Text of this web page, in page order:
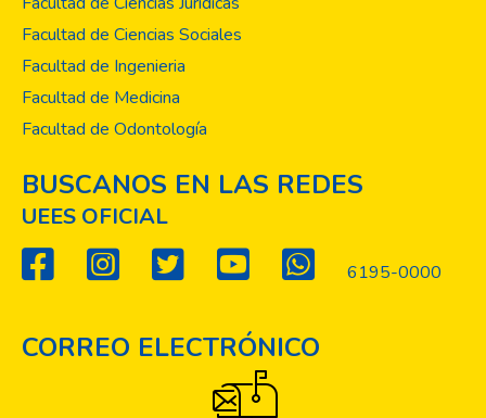
Facultad de Ciencias Sociales
Facultad de Ingenieria
Facultad de Medicina
Facultad de Odontología
BUSCANOS EN LAS REDES
UEES OFICIAL
6195-0000
CORREO ELECTRÓNICO